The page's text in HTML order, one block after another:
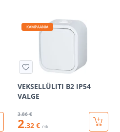
KAMPAANIA
VEKSELLÜLITI B2 IP54
VALGE
3.86 €
2.32 € / tk